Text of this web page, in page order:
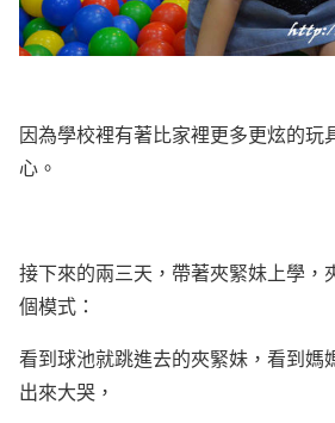
因為學校裡有著比家裡更多更炫的玩
心。
接下來的兩三天，帶著夾緊妹上學，
個模式：
看到球池就跳進去的夾緊妹，看到媽
出來大哭，